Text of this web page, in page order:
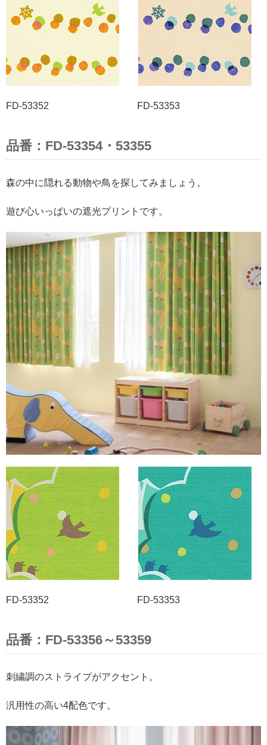
FD-53352 FD-53353
品番：FD-53354・53355
森の中に隠れる動物や鳥を探してみましょう。
遊び心いっぱいの遮光プリントです。
FD-53352 FD-53353
品番：FD-53356～53359
刺繍調のストライプがアクセント。
汎用性の高い4配色です。